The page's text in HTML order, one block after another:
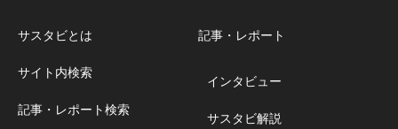
サスタビとは
サイト内検索
記事・レポート検索
記事・レポート
インタビュー
サスタビ解説